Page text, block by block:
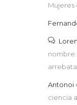
Mujeres
Antonoi
ciencia